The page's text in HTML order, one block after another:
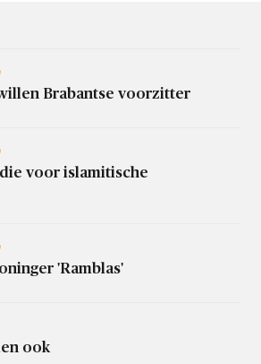
Brabantse voorzitter
voor islamitische
'Ramblas'
ook